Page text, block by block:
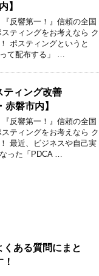
】
反響第一！』信頼の全国
ティングをお考えなら ク
ポスティングというと
て配布する」 …
ティング改善
磐市内】
反響第一！』信頼の全国
ティングをお考えなら ク
最近、ビジネスや自己実
った「PDCA …
くある質問にまと